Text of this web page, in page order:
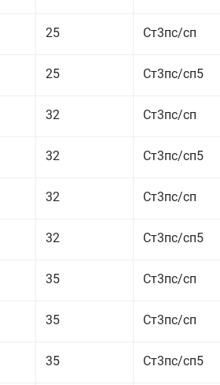
25 Ст3пс/сп
25 Ст3пс/сп5
32 Ст3пс/сп
32 Ст3пс/сп5
32 Ст3пс/сп
32 Ст3пс/сп5
35 Ст3пс/сп
35 Ст3пс/сп
35 Ст3пс/сп5